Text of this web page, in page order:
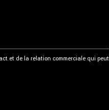
et de la relation commerciale qui peut